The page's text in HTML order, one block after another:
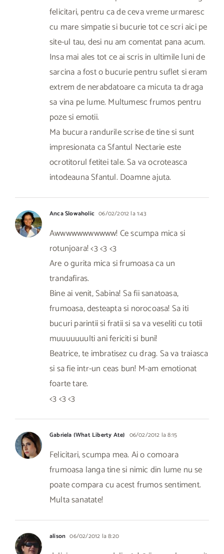
felicitari, pentru ca de ceva vreme urmaresc
cu mare simpatie si bucurie tot ce scri aici pe
site-ul tau, desi nu am comentat pana acum.
Insa mai ales tot ce ai scris in ultimile luni de
sarcina a fost o bucurie pentru suflet si eram
extrem de nerabdatoare ca micuta ta draga
sa vina pe lume. Multumesc frumos pentru
poze si emotii.
Ma bucura randurile scrise de tine si sunt
impresionata ca Sfantul Nectarie este
ocrotitorul fetitei tale. Sa va ocroteasca
intodeauna Sfantul. Doamne ajuta.
Anca Slowaholic 06/02/2012 la 1:43
Awwwwwwwwwww! Ce scumpa mica si
rotunjoara! <3 <3 <3
Are o gurita mica si frumoasa ca un
trandafiras.
Bine ai venit, Sabina! Sa fii sanatoasa,
frumoasa, desteapta si norocoasa! Sa iti
bucuri parintii si fratii si sa va veseliti cu totii
muuuuuuulti ani fericiti si buni!
Beatrice, te imbratisez cu drag. Sa va traiasca
si sa fie intr-un ceas bun! M-am emotionat
foarte tare.
<3 <3 <3
Gabriela {What Liberty Ate} 06/02/2012 la 8:15
Felicitari, scumpa mea. Ai o comoara
frumoasa langa tine si nimic din lume nu se
poate compara cu acest frumos sentiment.
Multa sanatate!
alison 06/02/2012 la 8:20